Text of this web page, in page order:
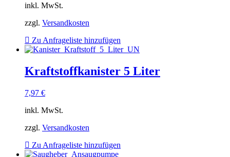
inkl. MwSt.
zzgl. Versandkosten
Zu Anfrageliste hinzufügen
Kraftstoffkanister 5 Liter
7,97 €
inkl. MwSt.
zzgl. Versandkosten
Zu Anfrageliste hinzufügen